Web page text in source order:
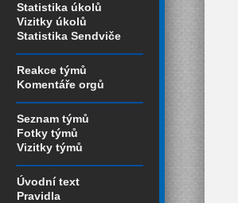
Statistika úkolů
Vizitky úkolů
Statistika Sendviče
Reakce týmů
Komentáře orgů
Seznam týmů
Fotky týmů
Vizitky týmů
Úvodní text
Pravidla